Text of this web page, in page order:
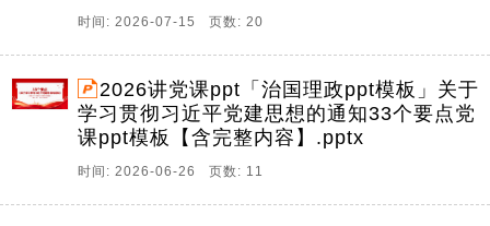
时间: 2026-07-15 页数: 20
2026讲党课ppt「治国理政ppt模板」关于
学习贯彻习近平党建思想的通知33个要点党
课ppt模板【含完整内容】.pptx
时间: 2026-06-26 页数: 11